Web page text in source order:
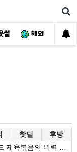
썰 해외 핫
핫딜 후방
볶음의 위력 ㅋㅋ